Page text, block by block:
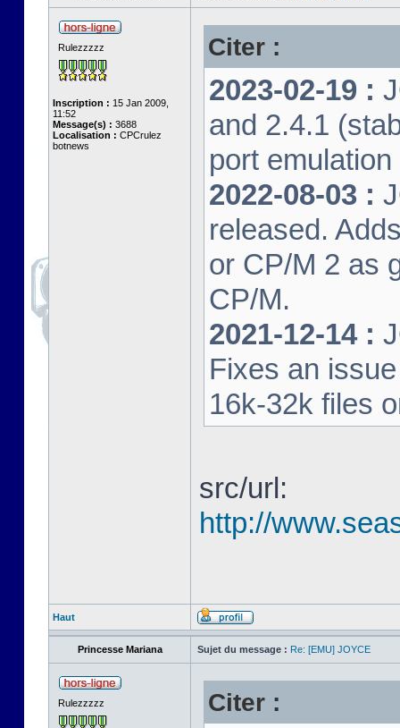
Rulezzzzz
Inscription : 15 Jan 2009,
11:52
Message(s) : 3688
Localisation : CPCrulez
botnews
Citer :
2023-02-19 :
and 2.4.1
port
2022-08-03 :
released.
or CP/M 2 as
CP/M.
2021-12-14 :
Fixes an
16k-32k files
src/url:
http://
Haut
Princesse Mariana Sujet du message : Re: [EMU] JOYCE
Rulezzzzz Citer :